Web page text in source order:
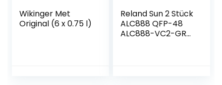
Wikinger Met
Original (6 x 0.75 l)
Reland Sun 2 Stück
ALC888 QFP-48
ALC888-VC2-GR